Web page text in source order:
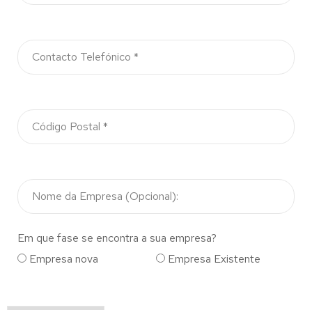
Em que fase se encontra a sua empresa?
Empresa nova
Empresa Existente